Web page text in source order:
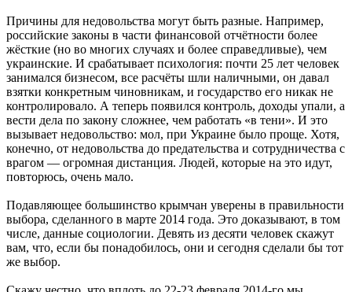
Причины для недовольства могут быть разные. Например,
российские законы в части финансовой отчётности более
жёсткие (но во многих случаях и более справедливые), чем
украинские. И срабатывает психология: почти 25 лет человек
занимался бизнесом, все расчёты шли наличными, он давал
взятки конкретным чиновникам, и государство его никак не
контролировало. А теперь появился контроль, доходы упали, а
вести дела по закону сложнее, чем работать «в тени». И это
вызывает недовольство: мол, при Украине было проще. Хотя,
конечно, от недовольства до предательства и сотрудничества с
врагом — огромная дистанция. Людей, которые на это идут,
повторюсь, очень мало.
Подавляющее большинство крымчан уверены в правильности
выбора, сделанного в марте 2014 года. Это доказывают, в том
числе, данные социологии. Девять из десяти человек скажут
вам, что, если бы понадобилось, они и сегодня сделали бы тот
же выбор.